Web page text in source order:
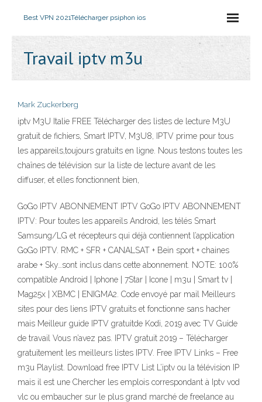
Best VPN 2021Télécharger psiphon ios
Travail iptv m3u
Mark Zuckerberg
iptv M3U Italie FREE Télécharger des listes de lecture M3U
gratuit de fichiers, Smart IPTV, M3U8, IPTV prime pour tous
les appareils,toujours gratuits en ligne. Nous testons toutes les
chaînes de télévision sur la liste de lecture avant de les
diffuser, et elles fonctionnent bien,
GoGo IPTV ABONNEMENT IPTV GoGo IPTV ABONNEMENT
IPTV: Pour toutes les appareils Android, les télés Smart
Samsung/LG et récepteurs qui déjà contiennent l’application
GoGo IPTV. RMC + SFR + CANALSAT + Bein sport + chaines
arabe + Sky…sont inclus dans cette abonnement. NOTE: 100%
compatible Android | Iphone | 7Star | Icone | m3u | Smart tv |
Mag25x | XBMC | ENIGMA2. Code envoyé par mail Meilleurs
sites pour des liens IPTV gratuits et fonctionne sans hacher
mais Meilleur guide IPTV gratuitde Kodi, 2019 avec TV Guide
de travail Vous n’avez pas. IPTV gratuit 2019 – Télécharger
gratuitement les meilleurs listes IPTV. Free IPTV Links – Free
m3u Playlist. Download free IPTV List L’iptv ou la télévision IP
mais il est une Chercher les emplois correspondant à Iptv vod
vlc ou embaucher sur le plus grand marché de freelance au